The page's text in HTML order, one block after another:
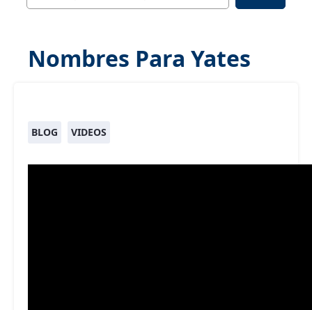
Nombres Para Yates
BLOG VIDEOS